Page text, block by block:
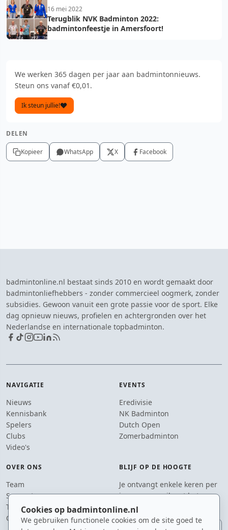
Cookies op badmintonline.nl
We gebruiken functionele cookies om de site goed te
16 mei 2022
Terugblik NVK Badminton 2022:
badmintonfeestje in Amersfoort!
We werken 365 dagen per jaar aan badmintonnieuws.
Steun ons vanaf €0,01.
Ik steun jullie!
DELEN
Kopieer WhatsApp X Facebook
badmintonline.nl bestaat sinds 2010 en wordt gemaakt door
badmintonliefhebbers - zonder commercieel oogmerk, zonder
subsidies. Gewoon vanuit een grote passie voor de sport. Elke
dag opnieuw nieuws, profielen en achtergronden over het
Nederlandse en internationale topbadminton.
NAVIGATIE
Nieuws
Kennisbank
Spelers
Clubs
Video's
EVENTS
Eredivisie
NK Badminton
Dutch Open
Zomerbadminton
OVER ONS
Team
Supporters
Tip de redactie
Contact
BLIJF OP DE HOOGTE
Je ontvangt enkele keren per
jaar een e-mail met het
laatste badmintonnieuws.
E-mailadres